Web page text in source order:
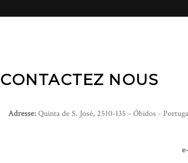
CONTACTEZ NOUS
Adresse:Quinta de S. José, 2510-135 - Óbidos -